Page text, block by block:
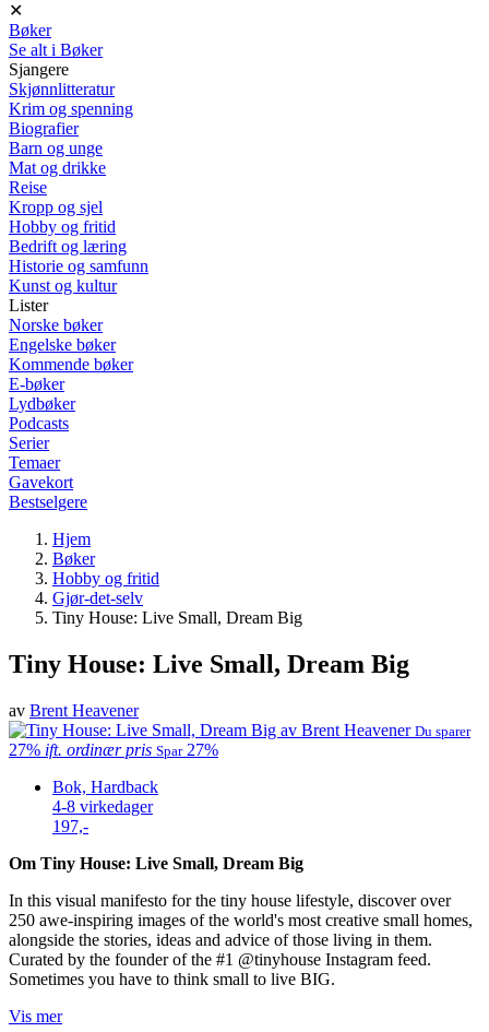
✕
Bøker
Se alt i Bøker
Sjangere
Skjønnlitteratur
Krim og spenning
Biografier
Barn og unge
Mat og drikke
Reise
Kropp og sjel
Hobby og fritid
Bedrift og læring
Historie og samfunn
Kunst og kultur
Lister
Norske bøker
Engelske bøker
Kommende bøker
E-bøker
Lydbøker
Podcasts
Serier
Temaer
Gavekort
Bestselgere
Hjem
Bøker
Hobby og fritid
Gjør-det-selv
Tiny House: Live Small, Dream Big
Tiny House: Live Small, Dream Big
av Brent Heavener
Du sparer
27% ift. ordinær pris Spar 27%
Bok, Hardback
4-8 virkedager
197,-
Om Tiny House: Live Small, Dream Big
In this visual manifesto for the tiny house lifestyle, discover over
250 awe-inspiring images of the world's most creative small homes,
alongside the stories, ideas and advice of those living in them.
Curated by the founder of the #1 @tinyhouse Instagram feed.
Sometimes you have to think small to live BIG.
Vis mer